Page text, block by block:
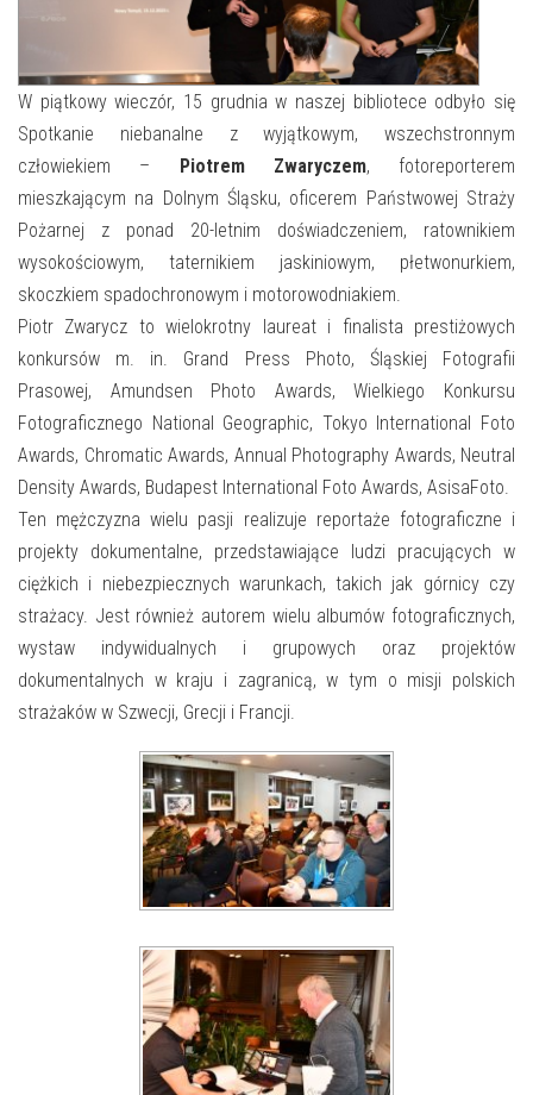
WYDARZENIA BIEŻĄCE
WYDARZYŁO SIĘ
STREFA WIEDZY O REGIONIE
STREFA KOLORU
FORMY STAŁE
NASZE FILIE
POLECANE STRONY
WYDARZENIA KULTURALNE
FOTO
E-INFORMATOR
O NAS
W piątkowy wieczór, 15 grudnia w naszej bibliotece odbyło się
Spotkanie niebanalne z wyjątkowym, wszechstronnym
człowiekiem – Piotrem Zwaryczem, fotoreporterem
mieszkającym na Dolnym Śląsku, oficerem Państwowej Straży
Pożarnej z ponad 20-letnim doświadczeniem, ratownikiem
wysokościowym, taternikiem jaskiniowym, płetwonurkiem,
skoczkiem spadochronowym i motorowodniakiem.
Piotr Zwarycz to wielokrotny laureat i finalista prestiżowych
konkursów m. in. Grand Press Photo, Śląskiej Fotografii
Prasowej, Amundsen Photo Awards, Wielkiego Konkursu
Fotograficznego National Geographic, Tokyo International Foto
Awards, Chromatic Awards, Annual Photography Awards, Neutral
Density Awards, Budapest International Foto Awards, AsisaFoto.
Ten mężczyzna wielu pasji realizuje reportaże fotograficzne i
projekty dokumentalne, przedstawiające ludzi pracujących w
ciężkich i niebezpiecznych warunkach, takich jak górnicy czy
strażacy. Jest również autorem wielu albumów fotograficznych,
wystaw indywidualnych i grupowych oraz projektów
dokumentalnych w kraju i zagranicą, w tym o misji polskich
strażaków w Szwecji, Grecji i Francji.